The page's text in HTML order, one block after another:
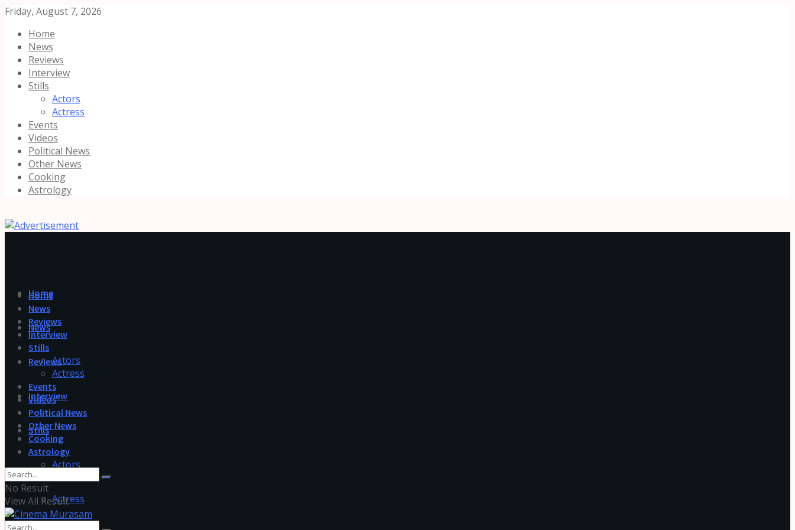
Friday, August 7, 2026
Home
News
Reviews
Interview
Stills
Actors
Actress
Events
Videos
Political News
Other News
Cooking
Astrology
Home
News
Reviews
Interview
Stills
Actors
Actress
Home
News
Reviews
Interview
Stills
Actors
Actress
Events
Videos
Political News
Other News
Cooking
Astrology
No Result
View All Result